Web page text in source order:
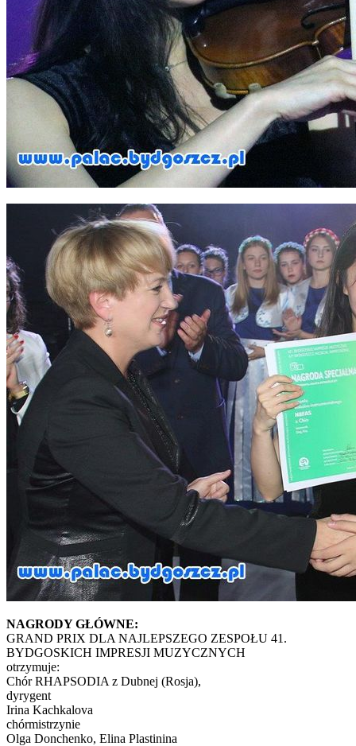
NAGRODY GŁÓWNE:
GRAND PRIX DLA NAJLEPSZEGO ZESPOŁU 41.
BYDGOSKICH IMPRESJI MUZYCZNYCH
otrzymuje:
Chór RHAPSODIA z Dubnej (Rosja),
dyrygent
Irina Kachkalova
chórmistrzynie
Olga Donchenko, Elina Plastinina